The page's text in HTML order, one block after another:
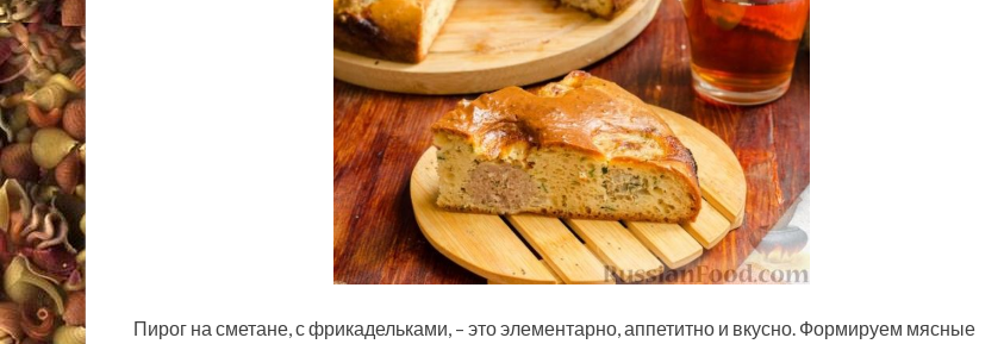
Пирог на сметане, с фрикадельками, – это элементарно, аппетитно и вкусно. Формируем мясные